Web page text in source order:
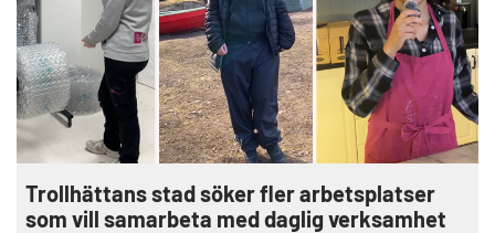
Trollhättans stad söker fler arbetsplatser
som vill samarbeta med daglig verksamhet